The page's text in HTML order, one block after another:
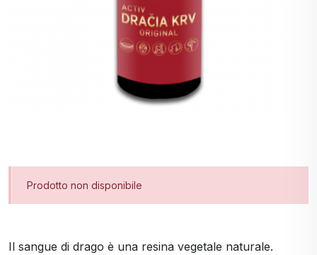
Prodotto non disponibile
Il sangue di drago è una resina vegetale naturale.